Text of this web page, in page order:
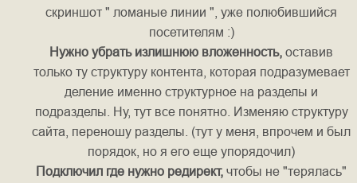
скриншот " ломаные линии ", уже полюбившийся
посетителям :)
Нужно убрать излишнюю вложенность, оставив
только ту структуру контента, которая подразумевает
деление именно структурное на разделы и
подразделы. Ну, тут все понятно. Изменяю структуру
сайта, переношу разделы. (тут у меня, впрочем и был
порядок, но я его еще упорядочил)
Подключил где нужно редирект, чтобы не "терялась"